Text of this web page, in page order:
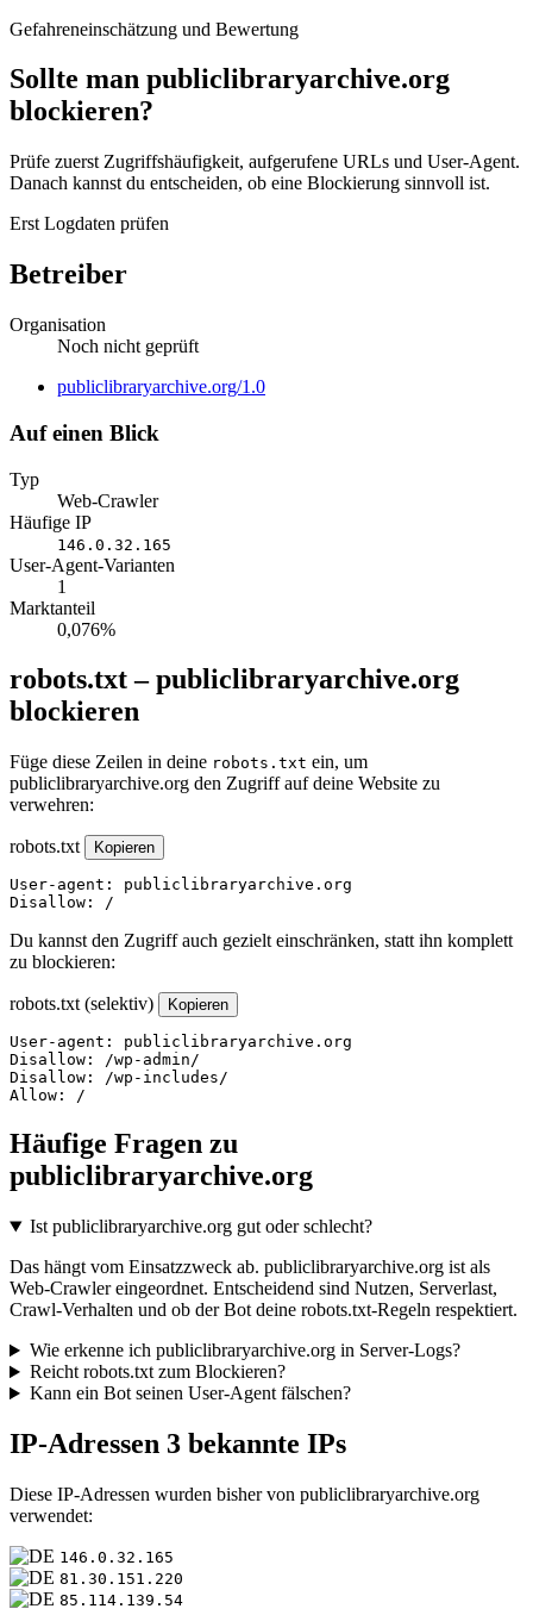
Gefahreneinschätzung und Bewertung
Sollte man publiclibraryarchive.org
blockieren?
Prüfe zuerst Zugriffshäufigkeit, aufgerufene URLs und User-Agent.
Danach kannst du entscheiden, ob eine Blockierung sinnvoll ist.
Erst Logdaten prüfen
Betreiber
Organisation
Noch nicht geprüft
Website
publiclibraryarchive.org/1.0
Auf einen Blick
Typ
Web-Crawler
Häufige IP
146.0.32.165
User-Agent-Varianten
1
Marktanteil
0,076%
robots.txt – publiclibraryarchive.org
blockieren
Füge diese Zeilen in deine robots.txt ein, um
publiclibraryarchive.org den Zugriff auf deine Website zu
verwehren:
robots.txt Kopieren
User-agent: publiclibraryarchive.org
Disallow: /
Du kannst den Zugriff auch gezielt einschränken, statt ihn komplett
zu blockieren:
robots.txt (selektiv) Kopieren
User-agent: publiclibraryarchive.org
Disallow: /wp-admin/
Disallow: /wp-includes/
Allow: /
Häufige Fragen zu
publiclibraryarchive.org
Ist publiclibraryarchive.org gut oder schlecht?
Das hängt vom Einsatzzweck ab. publiclibraryarchive.org ist als
Web-Crawler eingeordnet. Entscheidend sind Nutzen, Serverlast,
Crawl-Verhalten und ob der Bot deine robots.txt-Regeln respektiert.
Wie erkenne ich publiclibraryarchive.org in Server-Logs?
Reicht robots.txt zum Blockieren?
Kann ein Bot seinen User-Agent fälschen?
IP-Adressen 3 bekannte IPs
Diese IP-Adressen wurden bisher von publiclibraryarchive.org
verwendet:
146.0.32.165
81.30.151.220
85.114.139.54